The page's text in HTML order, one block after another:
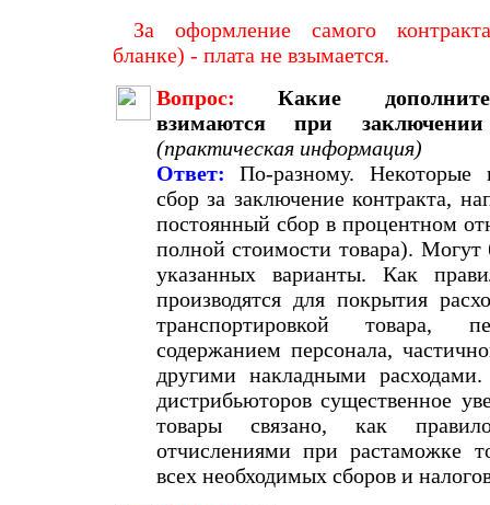
За оформление самого
бланке) - плата не взымается.
Вопрос:
Какие
взимаются при
(практическая информация)
Ответ: По-разному. Некоторые
сбор за заключение контракта,
постоянный сбор в процентном
полной стоимости товара).
указанных варианты. Как
производятся для покрытия
транспортировкой товара,
содержанием персонала,
другими накладными
дистрибьюторов существенное
товары связано, как
отчислениями при растаможке
всех необходимых сборов и